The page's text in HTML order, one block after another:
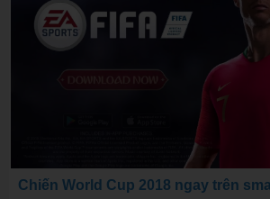
Chiến World Cup 2018 ngay trên